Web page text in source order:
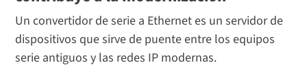
Un convertidor de serie a Ethernet es un servidor de
dispositivos que sirve de puente entre los equipos
serie antiguos y las redes IP modernas.